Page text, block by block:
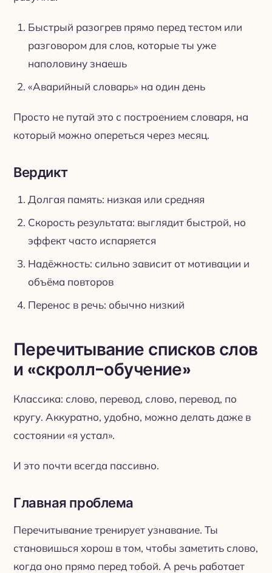
Быстрый разогрев прямо перед тестом или
разговором для слов, которые ты уже
наполовину знаешь
«Аварийный словарь» на один день
Просто не путай это с построением словаря, на
который можно опереться через месяц.
Вердикт
Долгая память: низкая или средняя
Скорость результата: выглядит быстрой, но
эффект часто испаряется
Надёжность: сильно зависит от мотивации и
объёма повторов
Перенос в речь: обычно низкий
Перечитывание списков слов
и «скролл-обучение»
Классика: слово, перевод, слово, перевод, по
кругу. Аккуратно, удобно, можно делать даже в
состоянии «я устал».
И это почти всегда пассивно.
Главная проблема
Перечитывание тренирует узнавание. Ты
становишься хорош в том, чтобы заметить слово,
когда оно прямо перед тобой. А речь работает